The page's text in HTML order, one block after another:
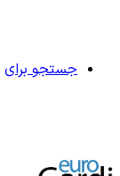
جستجو برای